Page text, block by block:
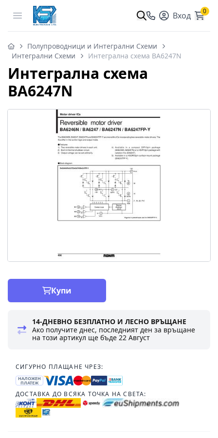
Open menu Вход 0
Полупроводници и Интегрални Схеми
Интегрални Схеми
Интегрална схема BA6247N
Интегрална схема
BA6247N
Купи
14-ДНЕВНО БЕЗПЛАТНО И ЛЕСНО ВРЪЩАНЕ
Ако получите днес, последният ден за връщане
на този артикул ще бъде22 Август
СИГУРНО ПЛАЩАНЕ ЧРЕЗ:
НАЛОЖЕН
ПЛАТЕЖ
ДОСТАВКА ДО ВСЯКА ТОЧКА НА СВЕТА: